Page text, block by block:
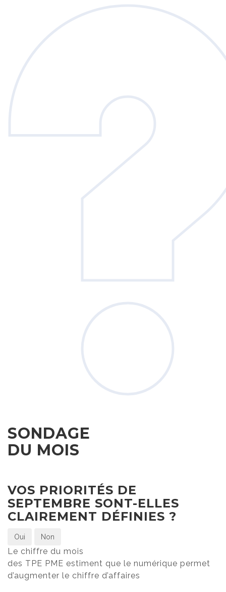
SONDAGE
DU MOIS
VOS PRIORITÉS DE
SEPTEMBRE SONT-ELLES
CLAIREMENT DÉFINIES ?
Oui Non
Le chiffre du mois
des TPE PME estiment que le numérique permet
d’augmenter le chiffre d’affaires